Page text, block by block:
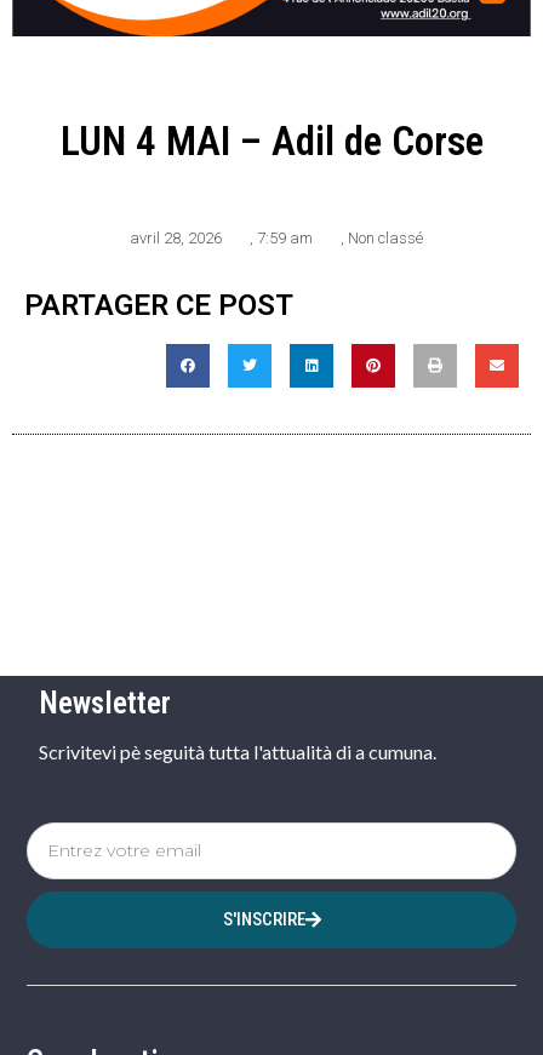
LUN 4 MAI – Adil de Corse
avril 28, 2026 7:59 am Non classé
PARTAGER CE POST
Newsletter
Scrivitevi pè seguità tutta l'attualità di a cumuna.
S'INSCRIRE